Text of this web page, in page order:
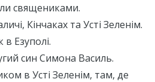
священиками.
Кінчаках та Усті Зеленім.
Езуполі.
син Симона Василь.
в Усті Зеленім, там, де